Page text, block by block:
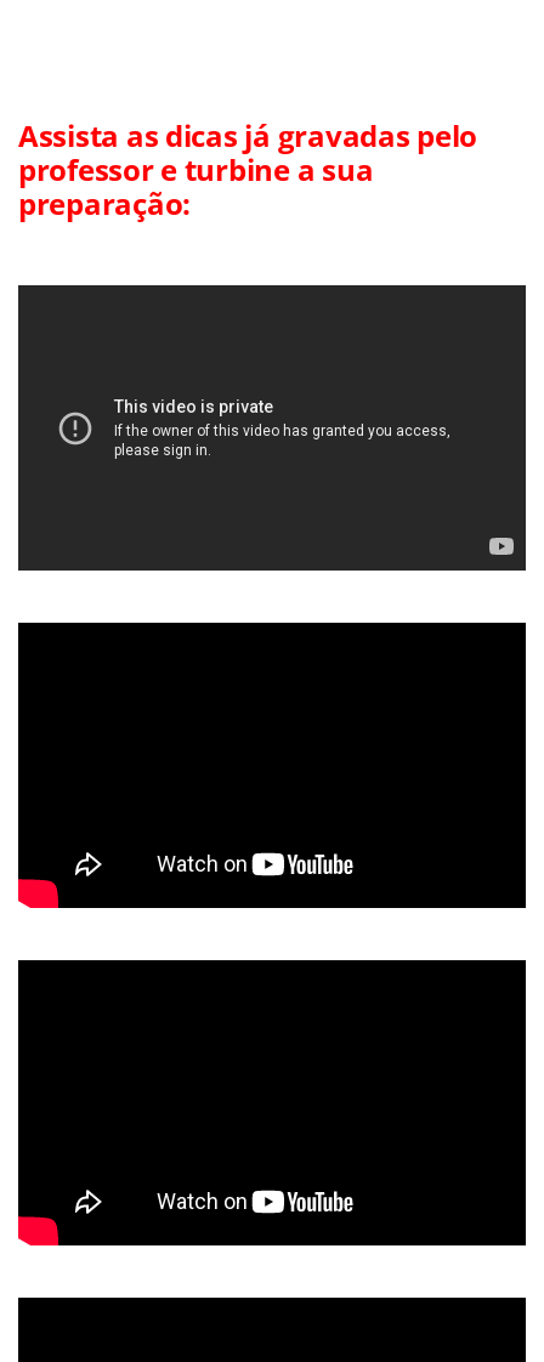
Assista as dicas já gravadas pelo
professor e turbine a sua
preparação: